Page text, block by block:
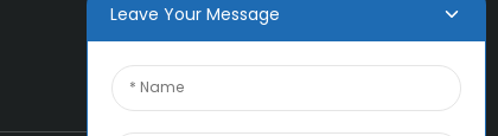
Leave Your Message